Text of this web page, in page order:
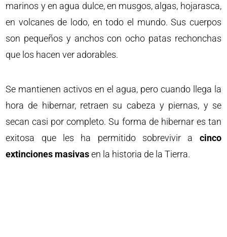
marinos y en agua dulce, en musgos, algas, hojarasca,
en volcanes de lodo, en todo el mundo. Sus cuerpos
son pequeños y anchos con ocho patas rechonchas
que los hacen ver adorables.
Se mantienen activos en el agua, pero cuando llega la
hora de hibernar, retraen su cabeza y piernas, y se
secan casi por completo. Su forma de hibernar es tan
exitosa que les ha permitido sobrevivir a cinco
extinciones masivasen la historia de la Tierra.